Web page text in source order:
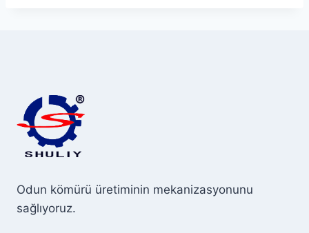
Odun kömürü üretiminin mekanizasyonunu
sağlıyoruz.